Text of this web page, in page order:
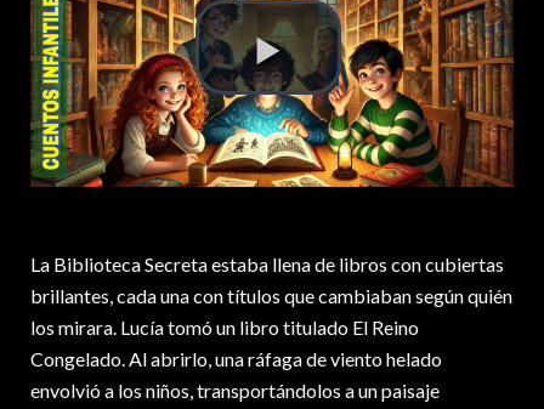
La Biblioteca Secreta estaba llena de libros con cubiertas
brillantes, cada una con títulos que cambiaban según quién
los mirara. Lucía tomó un libro titulado El Reino
Congelado. Al abrirlo, una ráfaga de viento helado
envolvió a los niños, transportándolos a un paisaje